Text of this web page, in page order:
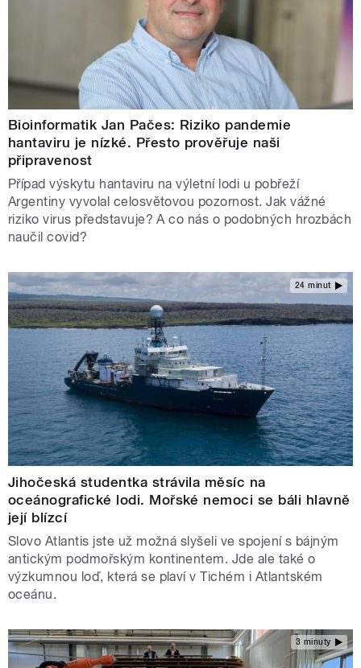
Bioinformatik Jan Pačes: Riziko pandemie
hantaviru je nízké. Přesto prověřuje naši
připravenost
Případ výskytu hantaviru na výletní lodi u pobřeží
Argentiny vyvolal celosvětovou pozornost. Jak vážné
riziko virus představuje? A co nás o podobných hrozbách
naučil covid?
24 minut
Jihočeská studentka strávila měsíc na
oceánografické lodi. Mořské nemoci se báli hlavně
její blízcí
Slovo Atlantis jste už možná slyšeli ve spojení s bájným
antickým podmořským kontinentem. Jde ale také o
výzkumnou loď, která se plaví v Tichém i Atlantském
oceánu.
3 minuty